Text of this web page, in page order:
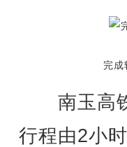
完
南玉高铁
行程由2小